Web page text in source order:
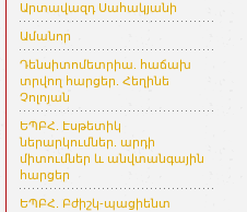
Արտավազդ Սահակյանի
Ամանոր
Դենսիտոմետրիա. հաճախ
տրվող հարցեր. Հեղինե
Չոլոյան
ԵՊԲՀ. Էսթետիկ
ներարկումներ. արդի
միտումներ և անվտանգային
հարցեր
ԵՊԲՀ. Բժիշկ-պացիենտ